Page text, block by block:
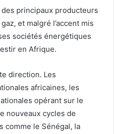
des principaux producteurs
et malgré l’accent mis
sociétés énergétiques
en Afrique.
direction. Les
africaines, les
opérant sur le
nouveaux cycles de
comme le Sénégal, la